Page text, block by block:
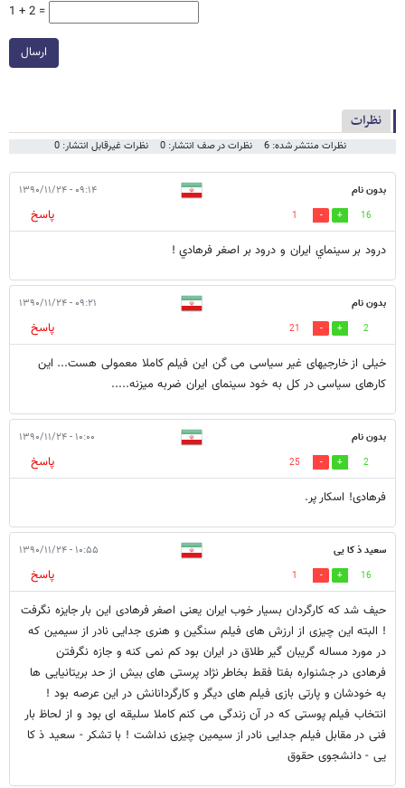
1 + 2 =
ارسال
نظرات
نظرات منتشر شده: 6 نظرات در صف انتشار: 0 نظرات غیرقابل انتشار: 0
بدون نام ۰۹:۱۴ - ۱۳۹۰/۱۱/۲۴
16
1
پاسخ
درود بر سينماي ايران و درود بر اصغر فرهادي !
بدون نام ۰۹:۲۱ - ۱۳۹۰/۱۱/۲۴
2
21
پاسخ
خیلی از خارجیهای غیر سیاسی می گن این فیلم کاملا معمولی هست... این
کارهای سیاسی در کل به خود سینمای ایران ضربه میزنه.....
بدون نام ۱۰:۰۰ - ۱۳۹۰/۱۱/۲۴
2
25
پاسخ
فرهادی! اسکار پر.
سعید ذ کا یی ۱۰:۵۵ - ۱۳۹۰/۱۱/۲۴
16
1
پاسخ
حیف شد که کارگردان بسیار خوب ایران یعنی اصغر فرهادی این بار جایزه نگرفت
! البته این چیزی از ارزش های فیلم سنگین و هنری جدایی نادر از سیمین که
در مورد مساله گریبان گیر طلاق در ایران بود کم نمی کنه و جازه نگرفتن
فرهادی در جشنواره بفتا فقط بخاطر نژاد پرستی های بیش از حد بریتانیایی ها
به خودشان و پارتی بازی فیلم های دیگر و کارگردانانش در این عرصه بود !
انتخاب فیلم پوستی که در آن زندگی می کنم کاملا سلیقه ای بود و از لحاظ بار
فنی در مقابل فیلم جدایی نادر از سیمین چیزی نداشت ! با تشکر - سعید ذ کا
یی - دانشجوی حقوق